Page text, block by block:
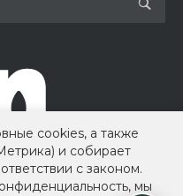
cookies, а также
и собирает
с законом.
мы